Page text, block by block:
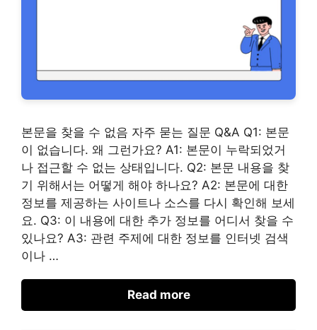
본문을 찾을 수 없음 자주 묻는 질문 Q&A Q1: 본문
이 없습니다. 왜 그런가요? A1: 본문이 누락되었거
나 접근할 수 없는 상태입니다. Q2: 본문 내용을 찾
기 위해서는 어떻게 해야 하나요? A2: 본문에 대한
정보를 제공하는 사이트나 소스를 다시 확인해 보세
요. Q3: 이 내용에 대한 추가 정보를 어디서 찾을 수
있나요? A3: 관련 주제에 대한 정보를 인터넷 검색
이나 …
Read more